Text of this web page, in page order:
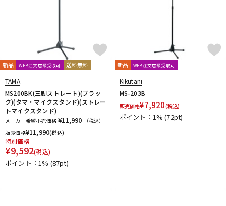
新品 WEB注文店頭受取可 送料無料
TAMA
MS200BK(三脚ストレート)(ブラッ
ク)(タマ・マイクスタンド)(ストレー
トマイクスタンド)
メーカー希望小売価格 ¥11,990
（税込）
販売価格¥11,990(税込)
特別価格
¥9,592(税込)
ポイント：1% (87pt)
新品 WEB注文店頭受取可
Kikutani
MS-203B
販売価格¥7,920(税込)
ポイント：1%(72pt)